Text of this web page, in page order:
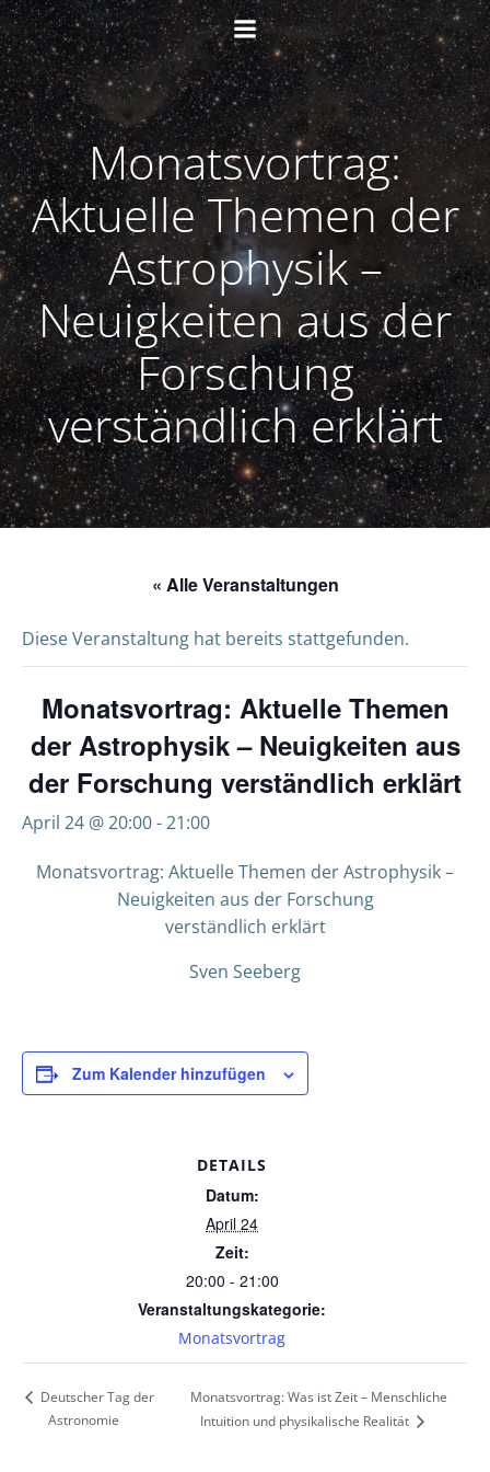
Zum
Inhalt
springen
Monatsvortrag:
Aktuelle Themen der
Astrophysik –
Neuigkeiten aus der
Forschung
verständlich erklärt
« Alle Veranstaltungen
Diese Veranstaltung hat bereits stattgefunden.
Monatsvortrag: Aktuelle Themen
der Astrophysik – Neuigkeiten aus
der Forschung verständlich erklärt
April 24 @ 20:00-21:00
Monatsvortrag: Aktuelle Themen der Astrophysik –
Neuigkeiten aus der Forschung
verständlich erklärt
Sven Seeberg
Zum Kalender hinzufügen
DETAILS
Datum:
April 24
Zeit:
20:00 - 21:00
Veranstaltungskategorie:
Monatsvortrag
Deutscher Tag der
Astronomie
Monatsvortrag: Was ist Zeit – Menschliche
Intuition und physikalische Realität